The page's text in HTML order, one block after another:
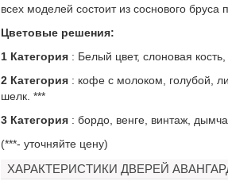
всех моделей состоит из соснового бруса
Цветовые решения:
1 Категория : Белый цвет, слоновая
2 Категория : кофе с молоком, голубой,
шелк. ***
3 Категория : бордо, венге, винтаж,
(***- уточняйте цену)
ХАРАКТЕРИСТИКИ ДВЕРЕЙ